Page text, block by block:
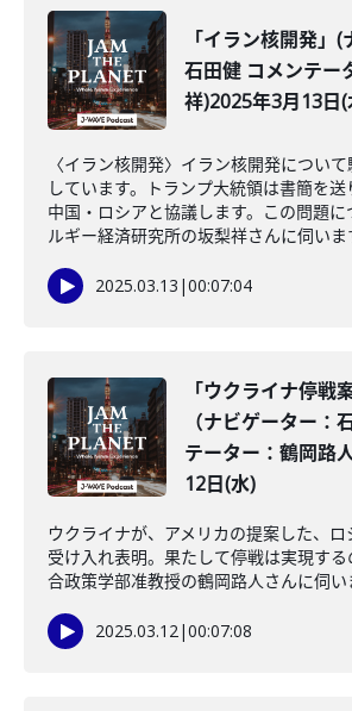
「イラン核開発」(
石田健 コメンテー
祥)2025年3月13日(
〈イラン核開発〉イラン核開発につい
しています。トランプ大統領は書簡を
中国・ロシアと協議します。この問題に
ルギー経済研究所の坂梨祥さんに伺いま
2025.03.13 |00:07:04
「ウクライナ停戦
（ナビゲーター：
テーター：鶴岡路
12日(水)
ウクライナが、アメリカの提案した、
受け入れ表明。果たして停戦は実現す
合政策学部准教授の鶴岡路人さんに伺い
2025.03.12|00:07:08